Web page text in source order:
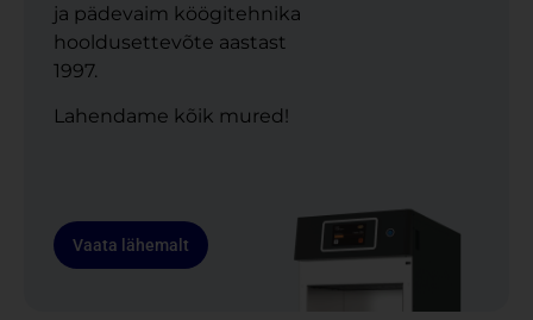
ja pädevaim köögitehnika
hooldusettevõte aastast
1997.
Lahendame kõik mured!
Vaata lähemalt